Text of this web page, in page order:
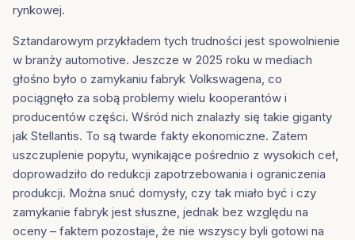
rynkowej.
Sztandarowym przykładem tych trudności jest spowolnienie
w branży automotive. Jeszcze w 2025 roku w mediach
głośno było o zamykaniu fabryk Volkswagena, co
pociągnęło za sobą problemy wielu kooperantów i
producentów części. Wśród nich znalazły się takie giganty
jak Stellantis. To są twarde fakty ekonomiczne. Zatem
uszczuplenie popytu, wynikające pośrednio z wysokich ceł,
doprowadziło do redukcji zapotrzebowania i ograniczenia
produkcji. Można snuć domysły, czy tak miało być i czy
zamykanie fabryk jest słuszne, jednak bez względu na
oceny – faktem pozostaje, że nie wszyscy byli gotowi na